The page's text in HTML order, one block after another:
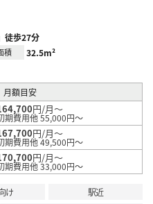
徒歩27分
積 32.5m²
月額目安
円/月～
期費用他 55,000円～
円/月～
期費用他 49,500円～
円/月～
期費用他 33,000円～
け
駅近